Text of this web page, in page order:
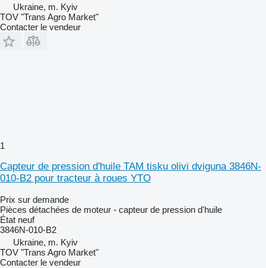
Ukraine, m. Kyiv
TOV "Trans Agro Market"
Contacter le vendeur
1
Capteur de pression d'huile TAM tisku olivi dviguna 3846N-
010-B2 pour tracteur à roues YTO
Prix sur demande
Pièces détachées de moteur - capteur de pression d'huile
État neuf
3846N-010-B2
Ukraine, m. Kyiv
TOV "Trans Agro Market"
Contacter le vendeur